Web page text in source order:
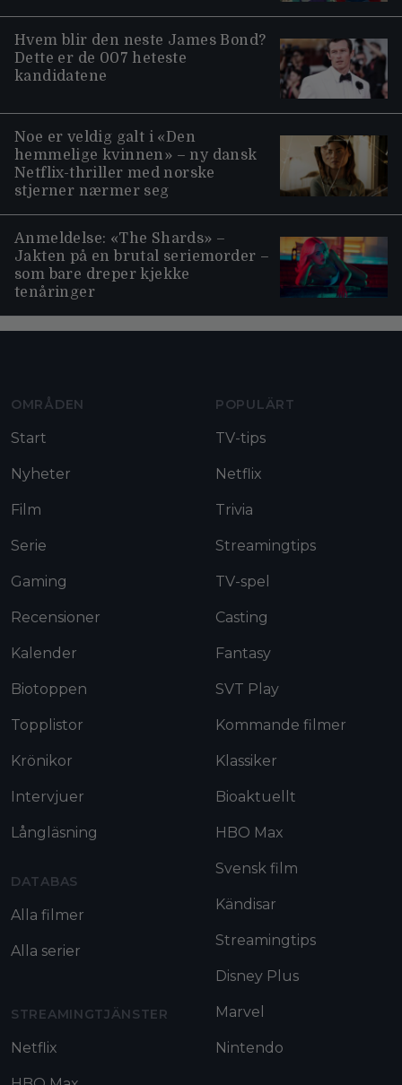
Hvem blir den neste James Bond?
Dette er de 007 heteste
kandidatene
Noe er veldig galt i «Den
hemmelige kvinnen» – ny dansk
Netflix-thriller med norske
stjerner nærmer seg
Anmeldelse: «The Shards» –
Jakten på en brutal seriemorder –
som bare dreper kjekke
tenåringer
OMRÅDEN
Start
Nyheter
Film
Serie
Gaming
Recensioner
Kalender
Biotoppen
Topplistor
Krönikor
Intervjuer
Långläsning
DATABAS
Alla filmer
Alla serier
STREAMINGTJÄNSTER
Netflix
POPULÄRT
TV-tips
Netflix
Trivia
Streamingtips
TV-spel
Casting
Fantasy
SVT Play
Kommande filmer
Klassiker
Bioaktuellt
HBO Max
Svensk film
Kändisar
Streamingtips
Disney Plus
Marvel
Nintendo